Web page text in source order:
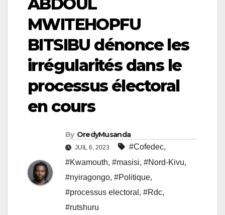
MWITEHOPFU
BITSIBU dénonce les
irrégularités dans le
processus électoral
en cours
By OredyMusanda
JUIL 6, 2023 #Cofedec,
#Kwamouth, #masisi, #Nord-Kivu,
#nyiragongo, #Politique,
#processus electoral , #Rdc,
#rutshuru